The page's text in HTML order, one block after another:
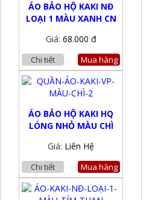
ÁO BẢO HỘ KAKI NĐ
LOẠI 1 MÀU XANH CN
Giá: 68.000 đ
Chi tiết Mua hàng
ÁO BẢO HỘ KAKI HQ
LÓNG NHỎ MÀU CHÌ
Giá: Liên Hệ
Chi tiết Mua hàng